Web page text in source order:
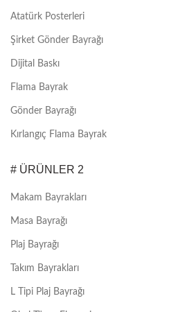
Atatürk Posterleri
Şirket Gönder Bayrağı
Dijital Baskı
Flama Bayrak
Gönder Bayrağı
Kırlangıç Flama Bayrak
# ÜRÜNLER 2
Makam Bayrakları
Masa Bayrağı
Plaj Bayrağı
Takım Bayrakları
L Tipi Plaj Bayrağı